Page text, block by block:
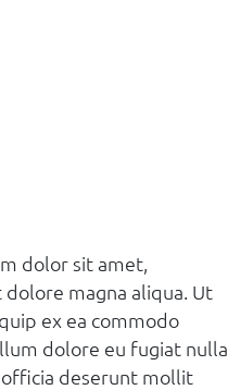
dolor sit amet,
magna aliqua. Ut
ex ea commodo
dolore eu fugiat nulla
officia deserunt mollit